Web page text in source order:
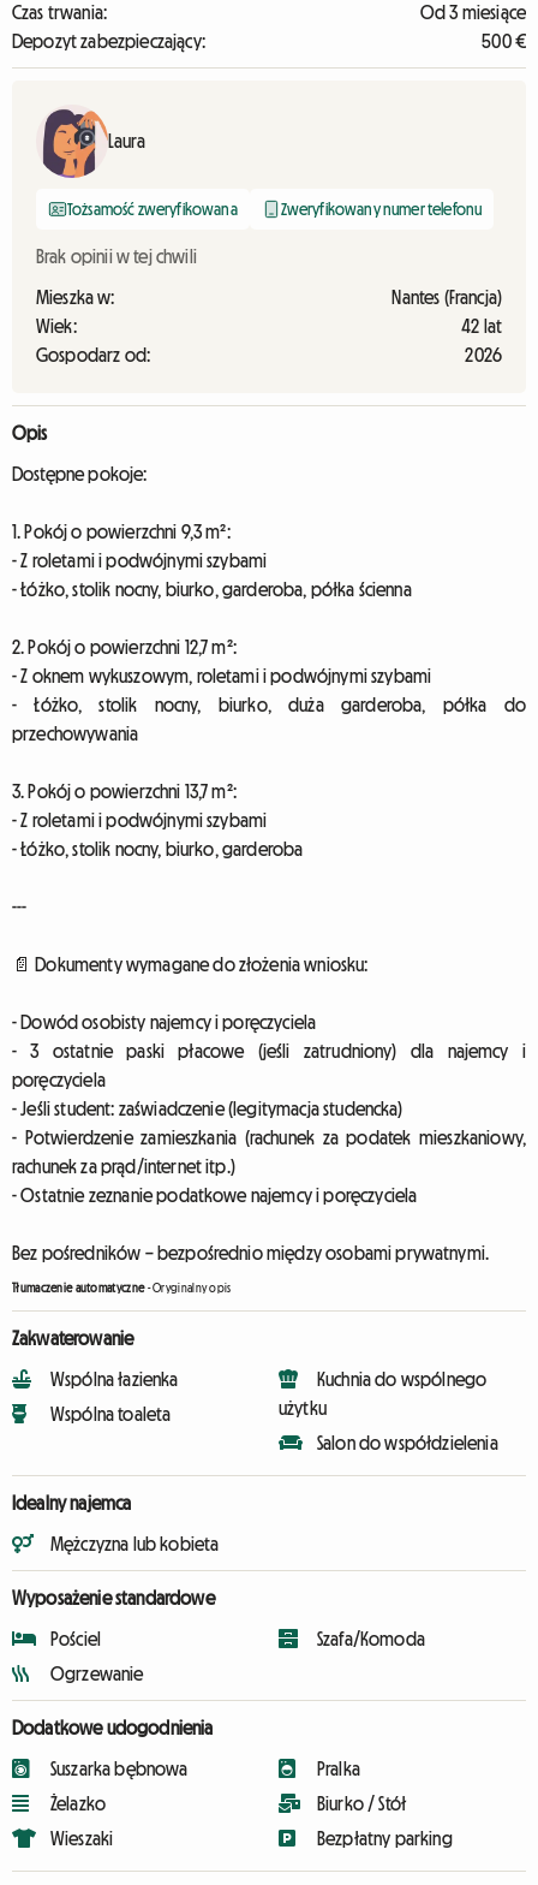
Czas trwania:
Od 3 miesiące
Depozyt zabezpieczający:
500 €
Laura
Tożsamość zweryfikowana Zweryfikowany numer telefonu
Brak opinii w tej chwili
Mieszka w:
Nantes (Francja)
Wiek:
42 lat
Gospodarz od:
2026
Opis
Dostępne pokoje:
1. Pokój o powierzchni 9,3 m²:
- Z roletami i podwójnymi szybami
- Łóżko, stolik nocny, biurko, garderoba, półka ścienna
2. Pokój o powierzchni 12,7 m²:
- Z oknem wykuszowym, roletami i podwójnymi szybami
- Łóżko, stolik nocny, biurko, duża garderoba, półka do
przechowywania
3. Pokój o powierzchni 13,7 m²:
- Z roletami i podwójnymi szybami
- Łóżko, stolik nocny, biurko, garderoba
---
📄 Dokumenty wymagane do złożenia wniosku:
- Dowód osobisty najemcy i poręczyciela
- 3 ostatnie paski płacowe (jeśli zatrudniony) dla najemcy i
poręczyciela
- Jeśli student: zaświadczenie (legitymacja studencka)
- Potwierdzenie zamieszkania (rachunek za podatek mieszkaniowy,
rachunek za prąd/internet itp.)
- Ostatnie zeznanie podatkowe najemcy i poręczyciela
Bez pośredników – bezpośrednio między osobami prywatnymi.
Tłumaczenie automatyczne-Oryginalny opis
Zakwaterowanie
Wspólna łazienka
Wspólna toaleta
Kuchnia do wspólnego
użytku
Salon do współdzielenia
Idealny najemca
Mężczyzna lub kobieta
Wyposażenie standardowe
Pościel
Ogrzewanie
Szafa/Komoda
Dodatkowe udogodnienia
Suszarka bębnowa
Żelazko
Wieszaki
Pralka
Biurko / Stół
Bezpłatny parking